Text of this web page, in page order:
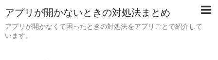
アプリが開かないときの対処法まとめ
アプリが開かなくて困ったときの対処法をアプリごとで紹介して
います。